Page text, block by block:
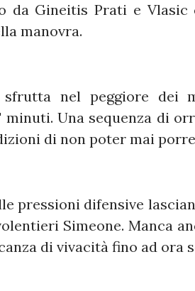
da Gineitis Prati e Vlasic
manovra.
nel peggiore dei
Una sequenza di
di non poter mai
pressioni difensive
Simeone. Manca
di vivacità fino ad ora